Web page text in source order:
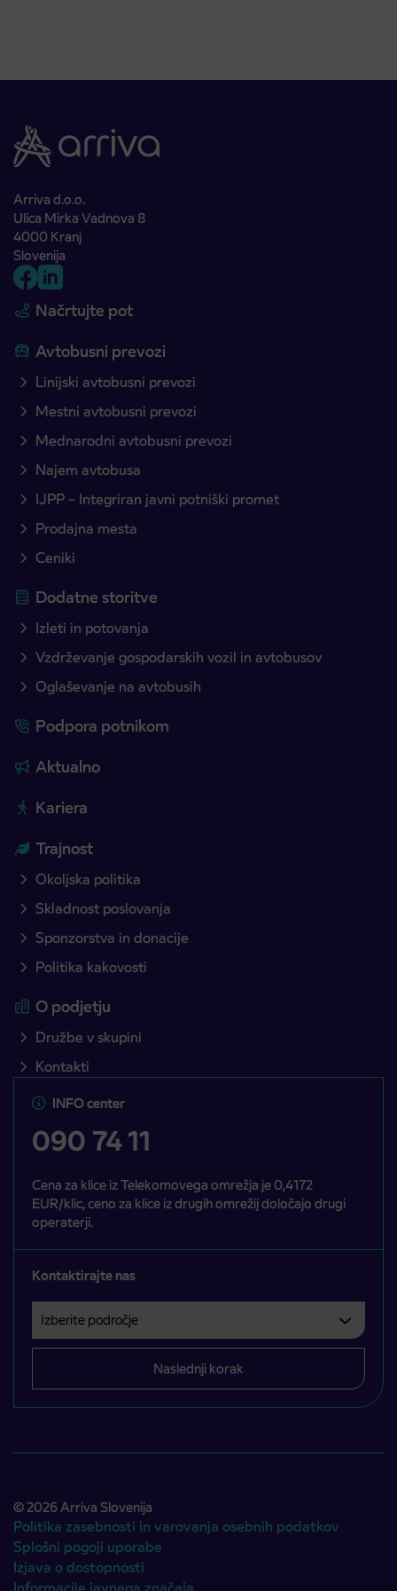
Arriva d.o.o.
Ulica Mirka Vadnova 8
4000 Kranj
Slovenija
Načrtujte pot
Avtobusni prevozi
Linijski avtobusni prevozi
Mestni avtobusni prevozi
Mednarodni avtobusni prevozi
Najem avtobusa
IJPP – Integriran javni potniški promet
Prodajna mesta
Ceniki
Dodatne storitve
Izleti in potovanja
Vzdrževanje gospodarskih vozil in avtobusov
Oglaševanje na avtobusih
Podpora potnikom
Aktualno
Kariera
Trajnost
Okoljska politika
Skladnost poslovanja
Sponzorstva in donacije
Politika kakovosti
O podjetju
Družbe v skupini
Kontakti
INFO center
090 74 11
Cena za klice iz Telekomovega omrežja je 0,4172
EUR/klic, ceno za klice iz drugih omrežij določajo drugi
operaterji.
Kontaktirajte nas
Naslednji korak
© 2026 Arriva Slovenija
Politika zasebnosti in varovanja osebnih podatkov
Splošni pogoji uporabe
Izjava o dostopnosti